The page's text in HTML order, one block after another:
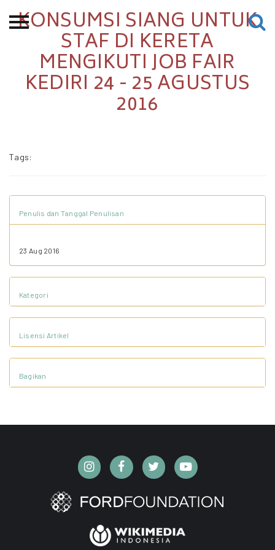
Beranda
Tentang
Permohonan Hibah
Proyek Terdahulu
Kredit Web-site
KONSUMSI SIANG UNTUK
STAF DI KERETA
MENGIKUTI JOB FAIR
KEDIRI 24 - 25 AGUSTUS
2016
Tags:
Penulis dan Tanggal Penulisan
23 Aug 2016
Kategori
Lisensi Artikel
Bagikan